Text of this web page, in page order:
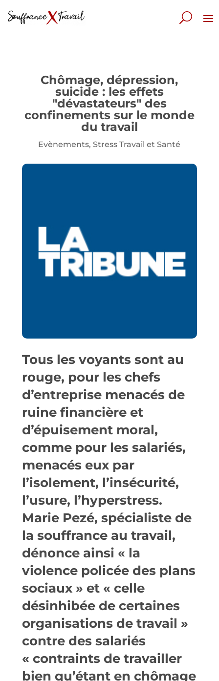
Chômage, dépression,
suicide : les effets
"dévastateurs" des
confinements sur le monde
du travail
Evènements,Stress Travail et Santé
Tous les voyants sont au
rouge, pour les chefs
d’entreprise menacés de
ruine financière et
d’épuisement moral,
comme pour les salariés,
menacés eux par
l’isolement, l’insécurité,
l’usure, l’hyperstress.
Marie Pezé, spécialiste de
la souffrance au travail,
dénonce ainsi « la
violence policée des plans
sociaux » et « celle
désinhibée de certaines
organisations de travail »
contre des salariés
« contraints de travailler
bien qu’étant en chômage